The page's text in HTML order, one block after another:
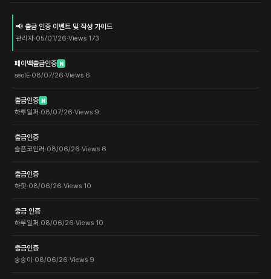
📢 출금 인증 이벤트 및 작성 가이드
관리자·05/01/26·Views 173
페이백출금인증 N
seolE·08/07/26·Views 6
출금인증 N
하루일퍼·08/07/26·Views 9
출금인증
슬픈코인러·08/06/26·Views 6
출금인증
하핫·08/06/26·Views 10
출금 인증
하루일퍼·08/06/26·Views 10
출금인증
숭숭이·08/06/26·Views 9